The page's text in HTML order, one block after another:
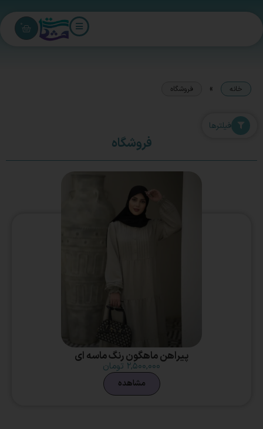
0
خانه » فروشگاه
فیلترها
فروشگاه
پیراهن ماهگون رنگ ماسه ای
۲,۵۰۰,۰۰۰ تومان
مشاهده